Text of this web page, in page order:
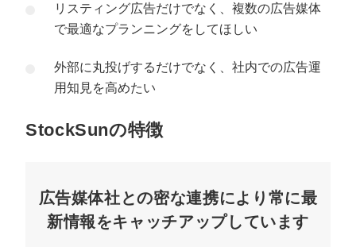
リスティング広告だけでなく、複数の広告媒体
で最適なプランニングをしてほしい
外部に丸投げするだけでなく、社内での広告運
用知見を高めたい
StockSunの特徴
広告媒体社との密な連携により常に最
新情報をキャッチアップしています